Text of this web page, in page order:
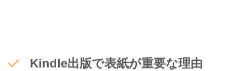
Kindle出版で表紙が重要な理由